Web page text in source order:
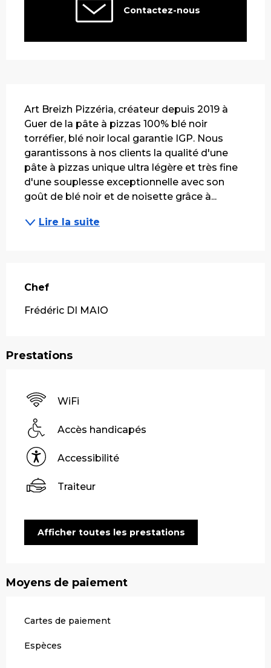
Contactez-nous
Art Breizh Pizzéria, créateur depuis 2019 à
Guer de la pâte à pizzas 100% blé noir
torréfier, blé noir local garantie IGP. Nous
garantissons à nos clients la qualité d'une
pâte à pizzas unique ultra légère et très fine
d'une souplesse exceptionnelle avec son
goût de blé noir et de noisette grâce à...
Lire la suite
Chef
Chef
Frédéric DI MAIO
Prestations
WiFi
Accès handicapés
Accessibilité
Traiteur
Afficher toutes les prestations
Moyens de paiement
Cartes de paiement
Espèces